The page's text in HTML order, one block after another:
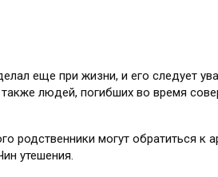
еще при жизни, и его следует
людей, погибших во время
родственники могут обратиться к
утешения.